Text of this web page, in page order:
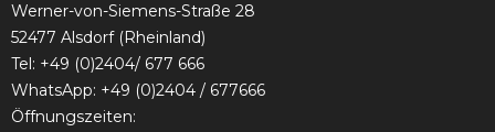
Werner-von-Siemens-Straße 28
52477 Alsdorf (Rheinland)
Tel: +49 (0)2404/ 677 666
WhatsApp: +49 (0)2404 / 677666
Öffnungszeiten: